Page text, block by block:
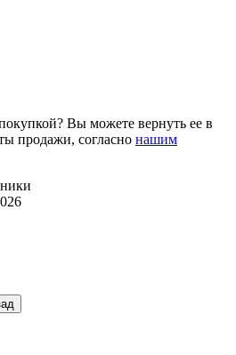
Вы можете вернуть ее в
продажи, согласно нашим